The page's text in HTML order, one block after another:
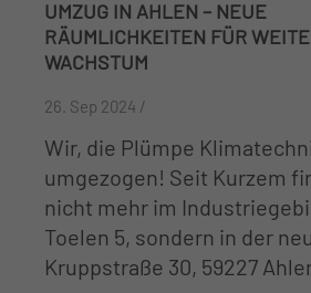
UMZUG IN AHLEN – NEUE
RÄUMLICHKEITEN FÜR
WACHSTUM
26. Sep 2024 /
Wir, die Plümpe
umgezogen! Seit Kurzem
nicht mehr im
Toelen 5, sondern in der
Kruppstraße 30, 59227